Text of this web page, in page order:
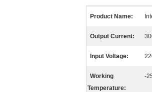
Product Name:
Output Current:
Input Voltage:
Working
Temperature:
-